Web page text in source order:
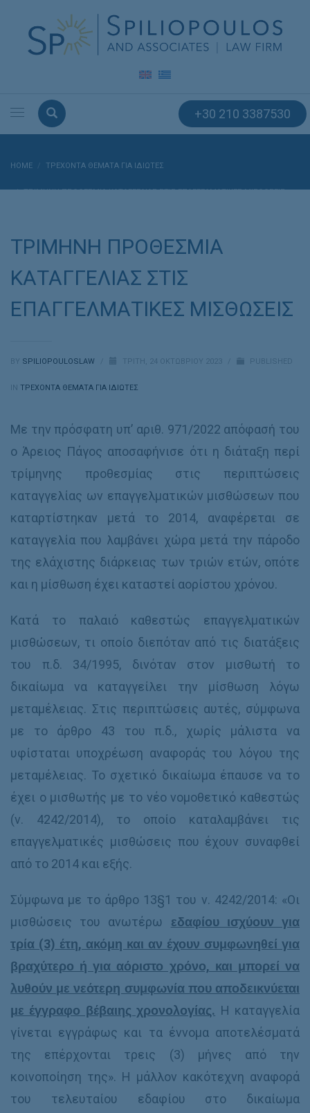
+30 210 3387530
HOME ΤΡΕΧΟΝΤΑ ΘΕΜΑΤΑ ΓΙΑ ΙΔΙΩΤΕΣ
ΤΡΙΜΗΝΗ ΠΡΟΘΕΣΜΙΑ ΚΑΤΑΓΓΕΛΙΑΣ ΣΤΙΣ ΕΠΑΓΓΕΛΜΑΤΙΚΕΣ ΜΙΣΘΩΣΕΙΣ
ΤΡΙΜΗΝΗ ΠΡΟΘΕΣΜΙΑ
ΚΑΤΑΓΓΕΛΙΑΣ ΣΤΙΣ
ΕΠΑΓΓΕΛΜΑΤΙΚΕΣ ΜΙΣΘΩΣΕΙΣ
BY SPILIOPOULOSLAW ΤΡΊΤΗ, 24 ΟΚΤΩΒΡΊΟΥ 2023 PUBLISHED
IN ΤΡΕΧΟΝΤΑ ΘΕΜΑΤΑ ΓΙΑ ΙΔΙΩΤΕΣ
Με την πρόσφατη υπ’ αριθ. 971/2022 απόφασή του
ο Άρειος Πάγος αποσαφήνισε ότι η διάταξη περί
τρίμηνης προθεσμίας στις περιπτώσεις
καταγγελίας ων επαγγελματικών μισθώσεων που
καταρτίστηκαν μετά το 2014, αναφέρεται σε
καταγγελία που λαμβάνει χώρα μετά την πάροδο
της ελάχιστης διάρκειας των τριών ετών, οπότε
και η μίσθωση έχει καταστεί αορίστου χρόνου.
Κατά το παλαιό καθεστώς επαγγελματικών
μισθώσεων, τι οποίο διεπόταν από τις διατάξεις
του π.δ. 34/1995, δινόταν στον μισθωτή το
δικαίωμα να καταγγείλει την μίσθωση λόγω
μεταμέλειας. Στις περιπτώσεις αυτές, σύμφωνα
με το άρθρο 43 του π.δ., χωρίς μάλιστα να
υφίσταται υποχρέωση αναφοράς του λόγου της
μεταμέλειας. Το σχετικό δικαίωμα έπαυσε να το
έχει ο μισθωτής με το νέο νομοθετικό καθεστώς
(ν. 4242/2014), το οποίο καταλαμβάνει τις
επαγγελματικές μισθώσεις που έχουν συναφθεί
από το 2014 και εξής.
Σύμφωνα με το άρθρο 13§1 του ν. 4242/2014: «Οι
μισθώσεις του ανωτέρω εδαφίου ισχύουν για
τρία (3) έτη, ακόμη και αν έχουν συμφωνηθεί για
βραχύτερο ή για αόριστο χρόνο, και μπορεί να
λυθούν με νεότερη συμφωνία που αποδεικνύεται
με έγγραφο βέβαιης χρονολογίας. Η καταγγελία
γίνεται εγγράφως και τα έννομα αποτελέσματά
της επέρχονται τρεις (3) μήνες από την
κοινοποίηση της». Η μάλλον κακότεχνη αναφορά
του τελευταίου εδαφίου στο δικαίωμα